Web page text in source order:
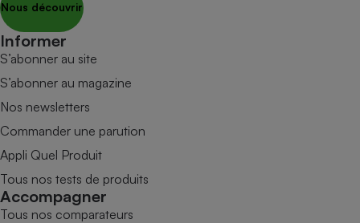
Nous découvrir
Informer
S’abonner au site
S’abonner au magazine
Nos newsletters
Commander une parution
Appli Quel Produit
Tous nos tests de produits
Accompagner
Tous nos comparateurs